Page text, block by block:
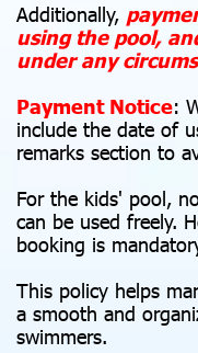
Additionally,
using the pool,
under any
Payment Notice:
include the date of
remarks section to
For the kids' pool,
can be used freely.
booking is
This policy helps
a smooth and
swimmers.